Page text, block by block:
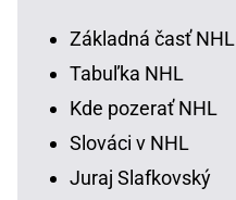
Základná časť NHL
Tabuľka NHL
Kde pozerať NHL
Slováci v NHL
Juraj Slafkovský